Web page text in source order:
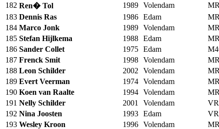
182 Ren� Tol 1989 Volendam
183 Dennis Ras 1986 Edam
184 Marco Jonk 1989 Volendam
185 Stefan Hijlkema 1988 Edam
186 Sander Collet 1975 Edam
187 Frenck Smit 1998 Volendam
188 Leon Schilder 2002 Volendam
189 Evert Veerman 1974 Volendam
190 Koen van Raalte 1994 Volendam
191 Nelly Schilder 2001 Volendam
192 Nina Joosten 1993 Edam
193 Wesley Kroon 1996 Volendam